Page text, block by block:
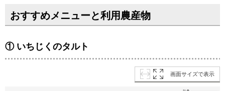
おすすめメニューと利用農産物
① いちじくのタルト
画面サイズで表示